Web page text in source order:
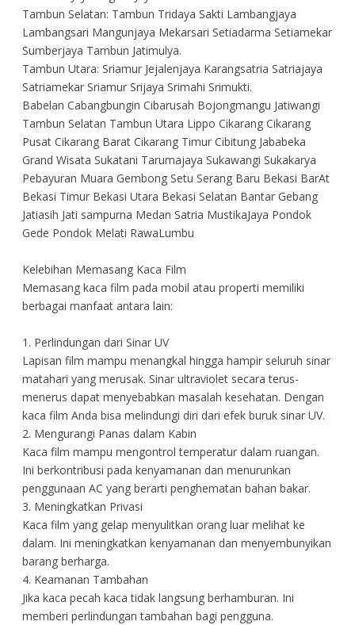
Tambun Selatan: Tambun Tridaya Sakti Lambangjaya
Lambangsari Mangunjaya Mekarsari Setiadarma Setiamekar
Sumberjaya Tambun Jatimulya.
Tambun Utara: Sriamur Jejalenjaya Karangsatria Satriajaya
Satriamekar Sriamur Srijaya Srimahi Srimukti.
Babelan Cabangbungin Cibarusah Bojongmangu Jatiwangi
Tambun Selatan Tambun Utara Lippo Cikarang Cikarang
Pusat Cikarang Barat Cikarang Timur Cibitung Jababeka
Grand Wisata Sukatani Tarumajaya Sukawangi Sukakarya
Pebayuran Muara Gembong Setu Serang Baru Bekasi BarAt
Bekasi Timur Bekasi Utara Bekasi Selatan Bantar Gebang
Jatiasih Jati sampurna Medan Satria MustikaJaya Pondok
Gede Pondok Melati RawaLumbu
Kelebihan Memasang Kaca Film
Memasang kaca film pada mobil atau properti memiliki
berbagai manfaat antara lain:
1. Perlindungan dari Sinar UV
Lapisan film mampu menangkal hingga hampir seluruh sinar
matahari yang merusak. Sinar ultraviolet secara terus-
menerus dapat menyebabkan masalah kesehatan. Dengan
kaca film Anda bisa melindungi diri dari efek buruk sinar UV.
2. Mengurangi Panas dalam Kabin
Kaca film mampu mengontrol temperatur dalam ruangan.
Ini berkontribusi pada kenyamanan dan menurunkan
penggunaan AC yang berarti penghematan bahan bakar.
3. Meningkatkan Privasi
Kaca film yang gelap menyulitkan orang luar melihat ke
dalam. Ini meningkatkan kenyamanan dan menyembunyikan
barang berharga.
4. Keamanan Tambahan
Jika kaca pecah kaca tidak langsung berhamburan. Ini
memberi perlindungan tambahan bagi pengguna.